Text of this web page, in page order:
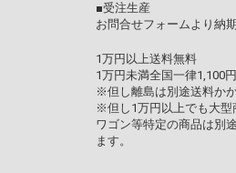
■受注生産
お問合せフォームより納
1万円以上送料無料
1万円未満全国一律1,100円
※但し離島は別途送料かか
※但し1万円以上でも大型
ワゴン等特定の商品は別
ます。